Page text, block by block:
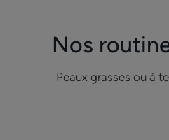
Nos
Peaux grasses ou à